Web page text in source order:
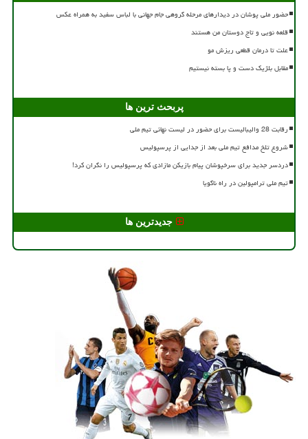
حضور ملی پوشان در دیدارهای مرحله گروهی جام جهانی با لباس سفید به همراه عکس
قلعه نویی و تاج دوستان من هستند
علت تا درمان قطعی ریزش مو
مقابل بلژیک دست و پا بسته نیستیم
پربحث ترین ها
رقابت 28 والیبالیست برای حضور در لیست نهائی تیم ملی
شروع تلخ مدافع تیم ملی بعد از جدایی از پرسپولیس
دردسر جدید برای سرخپوشان پیام بازیکن مازادی که پرسپولیس را نگران کرد!
تیم ملی ترامپولین در راه ناگویا
جدیدترین ها